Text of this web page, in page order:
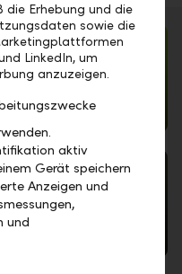
die Erhebung und die
sowie die
LinkedIn, um
anzuzeigen.
aktiv
Gerät speichern
Anzeigen und
und